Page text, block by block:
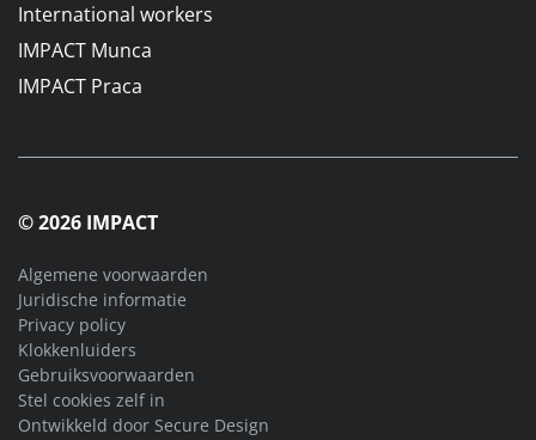
International workers
IMPACT Munca
IMPACT Praca
© 2026 IMPACT
Algemene voorwaarden
Juridische informatie
Privacy policy
Klokkenluiders
Gebruiksvoorwaarden
Stel cookies zelf in
Ontwikkeld door Secure Design